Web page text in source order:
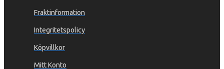
Fraktinformation
Integritetspolicy
Köpvillkor
Mitt Konto